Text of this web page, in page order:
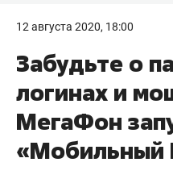
12 августа 2020, 18:00
Забудьте о
логинах и
МегаФон
«Мобильный